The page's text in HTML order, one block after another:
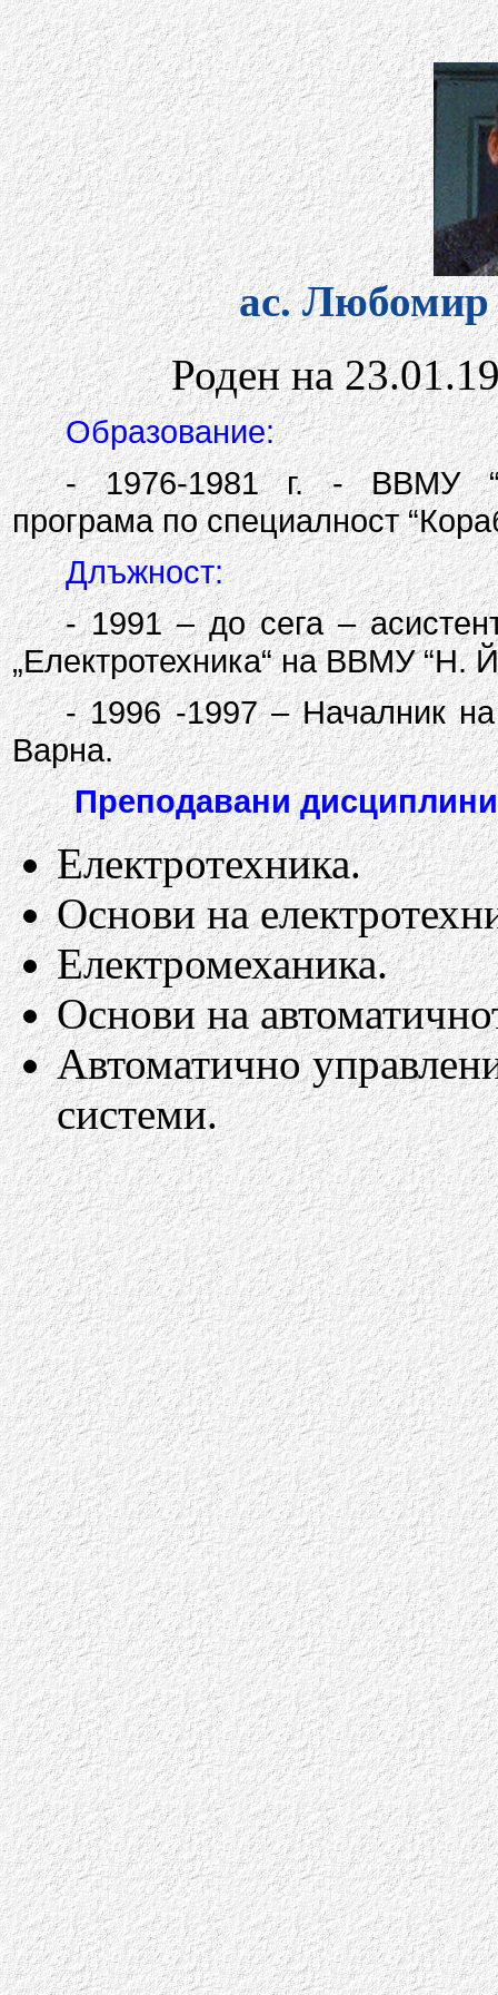
ас.
Роден на
Образование:
- 1976-1981 г. - ВВМУ
програма по специалност
Длъжност:
- 1991 – до сега –
„Електротехника“ на ВВМУ “Н.
- 1996 -1997 – Началник
Варна.
Преподавани
Електротехника.
Основи на
Електромеханика.
Основи на
Автоматично
системи.